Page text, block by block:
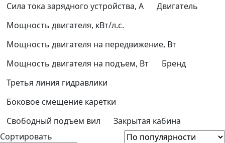
Сила тока зарядного устройства, А
Двигатель
Мощность двигателя, кВт/л.с.
Мощность двигателя на передвижение, Вт
Мощность двигателя на подъем, Вт
Бренд
Третья линия гидравлики
Боковое смещение каретки
Свободный подъем вил
Закрытая кабина
Сортировать